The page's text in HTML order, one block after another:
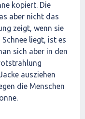
kopiert. Die
aber nicht das
zeigt, wenn sie
liegt, ist es
sich aber in den
ausziehen
die Menschen